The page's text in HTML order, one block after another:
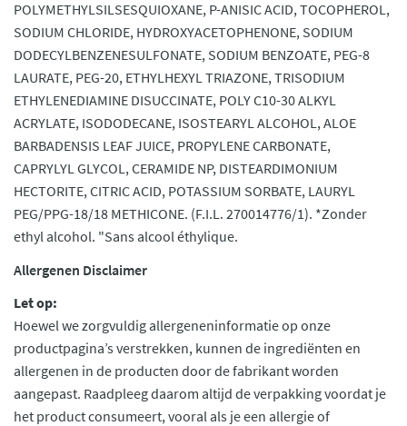
POLYMETHYLSILSESQUIOXANE, P-ANISIC ACID, TOCOPHEROL,
SODIUM CHLORIDE, HYDROXYACETOPHENONE, SODIUM
DODECYLBENZENESULFONATE, SODIUM BENZOATE, PEG-8
LAURATE, PEG-20, ETHYLHEXYL TRIAZONE, TRISODIUM
ETHYLENEDIAMINE DISUCCINATE, POLY C10-30 ALKYL
ACRYLATE, ISODODECANE, ISOSTEARYL ALCOHOL, ALOE
BARBADENSIS LEAF JUICE, PROPYLENE CARBONATE,
CAPRYLYL GLYCOL, CERAMIDE NP, DISTEARDIMONIUM
HECTORITE, CITRIC ACID, POTASSIUM SORBATE, LAURYL
PEG/PPG-18/18 METHICONE. (F.I.L. 270014776/1). *Zonder
ethyl alcohol. "Sans alcool éthylique.
Allergenen Disclaimer
Let op:
Hoewel we zorgvuldig allergeneninformatie op onze
productpagina’s verstrekken, kunnen de ingrediënten en
allergenen in de producten door de fabrikant worden
aangepast. Raadpleeg daarom altijd de verpakking voordat je
het product consumeert, vooral als je een allergie of